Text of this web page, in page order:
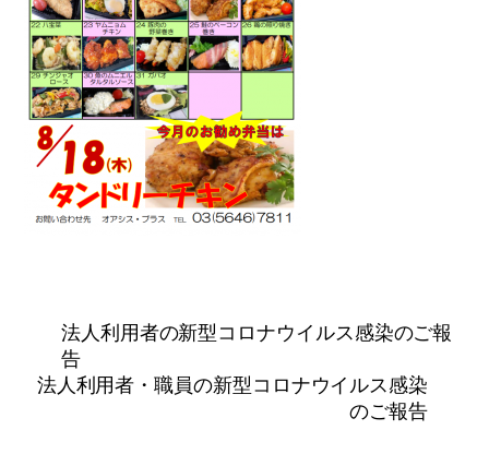
法人利用者の新型コロナウイルス感染のご報
告
法人利用者・職員の新型コロナウイルス感染
のご報告